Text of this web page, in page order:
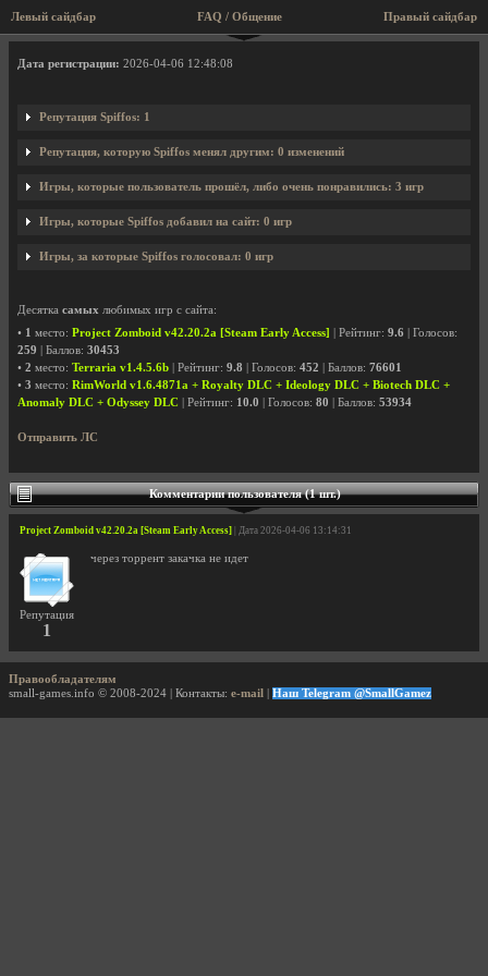
Левый сайдбар Правый сайдбар
FAQ / Общение
Профиль пользователя Spiffos
Дата регистрации: 2026-04-06 12:48:08
Репутация Spiffos: 1
Репутация, которую Spiffos менял другим: 0 изменений
Игры, которые пользователь прошёл, либо очень понравились: 3 игр
Игры, которые Spiffos добавил на сайт: 0 игр
Игры, за которые Spiffos голосовал: 0 игр
Десятка самых любимых игр с сайта:
• 1 место: Project Zomboid v42.20.2a [Steam Early Access] | Рейтинг: 9.6 | Голосов:
259 | Баллов: 30453
• 2 место: Terraria v1.4.5.6b | Рейтинг: 9.8 | Голосов: 452 | Баллов: 76601
• 3 место: RimWorld v1.6.4871a + Royalty DLC + Ideology DLC + Biotech DLC +
Anomaly DLC + Odyssey DLC | Рейтинг: 10.0 | Голосов: 80 | Баллов: 53934
Отправить ЛС
Комментарии пользователя (1 шт.)
Project Zomboid v42.20.2a [Steam Early Access] | Дата 2026-04-06 13:14:31
Репутация
1
через торрент закачка не идет
Правообладателям
small-games.info © 2008-2024 | Контакты: e-mail Наш Telegram @SmallGamez